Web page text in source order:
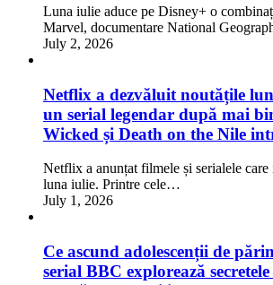
Luna iulie aduce pe Disney+ o
Marvel, documentare National
July 2, 2026
Netflix a dezvăluit noutățile
un serial legendar după mai
Wicked și Death on the Nile
Netflix a anunțat filmele și serialele
luna iulie. Printre cele…
July 1, 2026
Ce ascund adolescenții de
serial BBC explorează